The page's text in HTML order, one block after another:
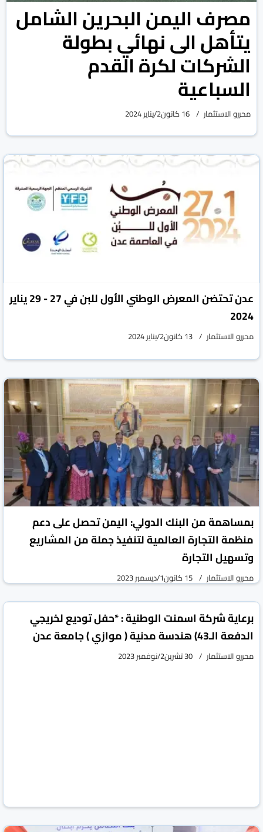
مصرف اليمن البحرين الشامل
يتأهل الى نهائي بطولة
الشركات لكرة القدم
السباعية
محررو الاستثمار 16 كانون2/يناير 2024
عدن تحتضن المعرض الوطني الأول للبن في 27 - 29 يناير
2024
محررو الاستثمار 13 كانون2/يناير 2024
بمساهمة من البنك الدولي: اليمن تحصل على دعم
منظمة التجارة العالمية لتنفيذ جملة من المشاريع
وتسهيل التجارة
محررو الاستثمار 15 كانون1/ديسمبر 2023
Next
برعاية شركة اسمنت الوطنية : *حفل توديع لخريجي
الدفعة الـ43) هندسة مدنية ( موازي ) جامعة عدن
محررو الاستثمار 30 تشرين2/نوفمبر 2023